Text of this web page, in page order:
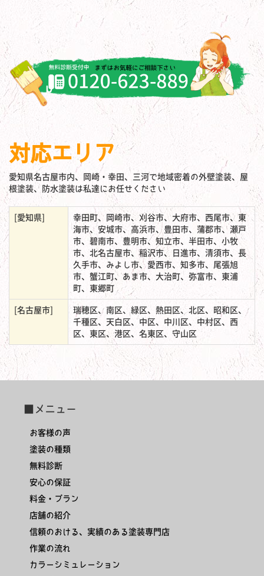
対応エリア
愛知県名古屋市内、岡崎・幸田、三河で地域密着の外壁塗装、屋
根塗装、防水塗装は私達にお任せください
[愛知県]
幸田町、岡崎市、刈谷市、大府市、西尾市、東
海市、安城市、高浜市、豊田市、蒲郡市、瀬戸
市、碧南市、豊明市、知立市、半田市、小牧
市、北名古屋市、稲沢市、日進市、清須市、長
久手市、みよし市、愛西市、知多市、尾張旭
市、蟹江町、あま市、大治町、弥富市、東浦
町、東郷町
[名古屋市]
瑞穂区、南区、緑区、熱田区、北区、昭和区、
千種区、天白区、中区、中川区、中村区、西
区、東区、港区、名東区、守山区
■メニュー
お客様の声
塗装の種類
無料診断
安心の保証
料金・プラン
店舗の紹介
信頼のおける、実績のある塗装専門店
作業の流れ
カラーシミュレーション